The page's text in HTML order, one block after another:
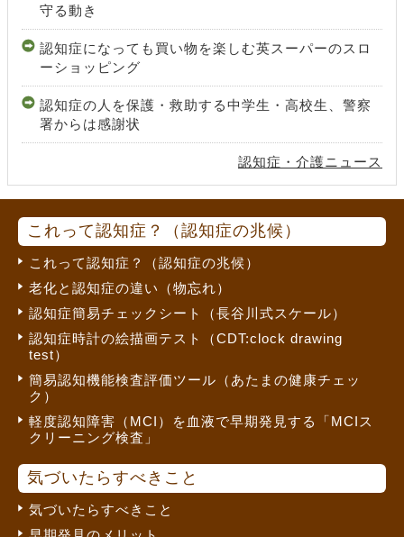
守る動き
認知症になっても買い物を楽しむ英スーパーのスロ
ーショッピング
認知症の人を保護・救助する中学生・高校生、警察
署からは感謝状
認知症・介護ニュース
これって認知症？（認知症の兆候）
これって認知症？（認知症の兆候）
老化と認知症の違い（物忘れ）
認知症簡易チェックシート（長谷川式スケール）
認知症時計の絵描画テスト（CDT:clock drawing
test）
簡易認知機能検査評価ツール（あたまの健康チェッ
ク）
軽度認知障害（MCI）を血液で早期発見する「MCIス
クリーニング検査」
気づいたらすべきこと
気づいたらすべきこと